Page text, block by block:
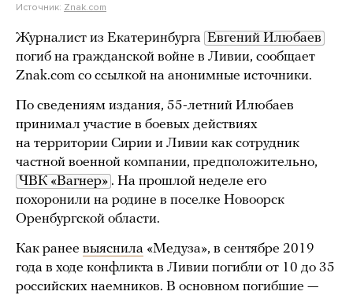
Источник: Znak.com
Журналист из Екатеринбурга Евгений Илюбаев
погиб на гражданской войне в Ливии, сообщает
Znak.com со ссылкой на анонимные источники.
По сведениям издания, 55-летний Илюбаев
принимал участие в боевых действиях
на территории Сирии и Ливии как сотрудник
частной военной компании, предположительно,
ЧВК «Вагнер» . На прошлой неделе его
похоронили на родине в поселке Новоорск
Оренбургской области.
Как ранее выяснила «Медуза», в сентябре 2019
года в ходе конфликта в Ливии погибли от 10 до 35
российских наемников. В основном погибшие —